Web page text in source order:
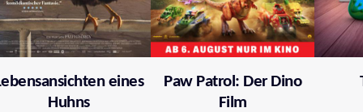
eines
Huhns
Paw Patrol: Der Dino
Film